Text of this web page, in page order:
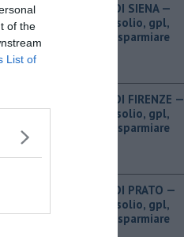
of the
List of
PROVINCIA DI SIENA — ​
Benzina, gasolio, gpl,
ecco dove risparmiare
PROVINCIA DI FIRENZE — ​
Benzina, gasolio, gpl,
ecco dove risparmiare
PROVINCIA DI PRATO — ​
Benzina, gasolio, gpl,
ecco dove risparmiare